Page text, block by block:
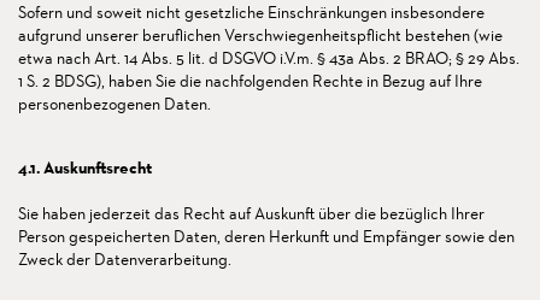
Sofern und soweit nicht gesetzliche Einschränkungen insbesondere
aufgrund unserer beruflichen Verschwiegenheitspflicht bestehen (wie
etwa nach Art. 14 Abs. 5 lit. d DSGVO i.V.m. § 43a Abs. 2 BRAO; § 29 Abs.
1 S. 2 BDSG), haben Sie die nachfolgenden Rechte in Bezug auf Ihre
personenbezogenen Daten.
4.1. Auskunftsrecht
Sie haben jederzeit das Recht auf Auskunft über die bezüglich Ihrer
Person gespeicherten Daten, deren Herkunft und Empfänger sowie den
Zweck der Datenverarbeitung.